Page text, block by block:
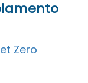
Zero